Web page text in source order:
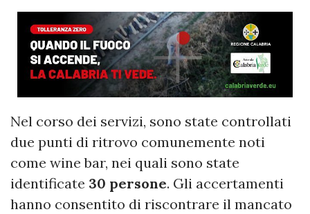
Nel corso dei servizi, sono state controllati
due punti di ritrovo comunemente noti
come wine bar, nei quali sono state
identificate 30 persone. Gli accertamenti
hanno consentito di riscontrare il mancato